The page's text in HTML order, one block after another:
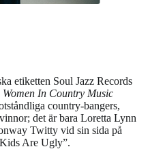
etiketten Soul Jazz Records
In Country Music
country-bangers,
det är bara Loretta Lynn
Twitty vid sin sida på
Are Ugly”.